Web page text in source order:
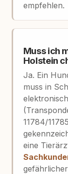
empfehlen.
Muss ich
Holstein
Ja. Ein
muss in
11784/
eine